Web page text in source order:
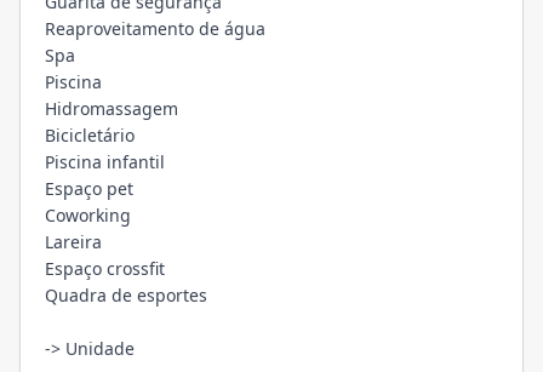
Reaproveitamento de água
Spa
Piscina
Hidromassagem
Bicicletário
Piscina infantil
Espaço pet
Coworking
Lareira
Espaço crossfit
Quadra de esportes
-> Unidade